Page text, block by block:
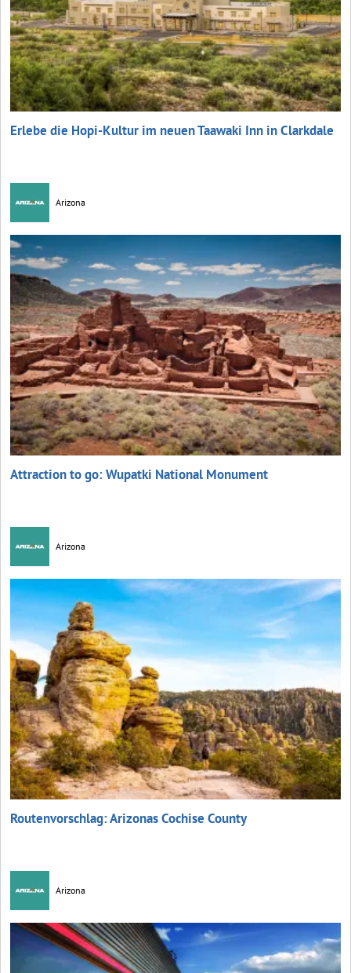
Erlebe die Hopi-Kultur im neuen Taawaki Inn in Clarkdale
Arizona
Attraction to go: Wupatki National Monument
Arizona
Routenvorschlag: Arizonas Cochise County
Arizona